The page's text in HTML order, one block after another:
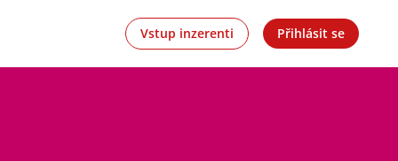
Vstup inzerenti Přihlásit se